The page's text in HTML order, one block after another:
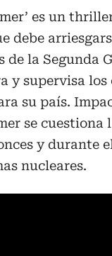
es un
debe
de la Segunda
y supervisa
su país.
se cuestiona
y durante
nucleares.